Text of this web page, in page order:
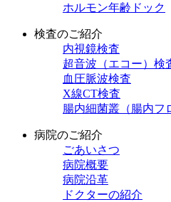
ホルモン年齢ドック
検査のご紹介
内視鏡検査
超音波（エコー）検
血圧脈波検査
X線CT検査
腸内細菌叢（腸内フ
病院のご紹介
ごあいさつ
病院概要
病院沿革
ドクターの紹介